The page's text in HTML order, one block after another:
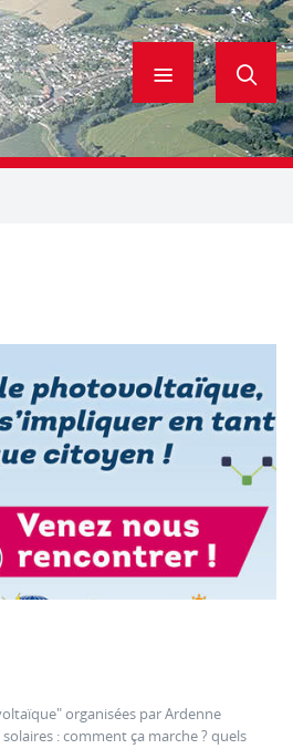
organisées par Ardenne
: comment ça marche ? quels